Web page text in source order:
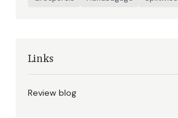
Links
Review blog